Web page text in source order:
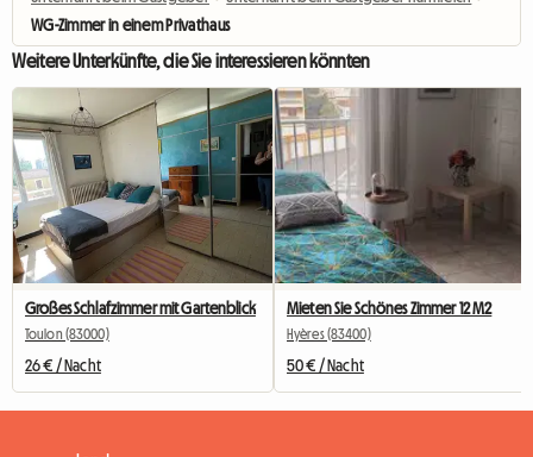
WG-Zimmer in einem Privathaus
Weitere Unterkünfte, die Sie interessieren könnten
Großes Schlafzimmer mit Gartenblick
Toulon (83000)
26 € / Nacht
Mieten Sie Schönes Zimmer 12 M2
Hyères (83400)
50 € / Nacht